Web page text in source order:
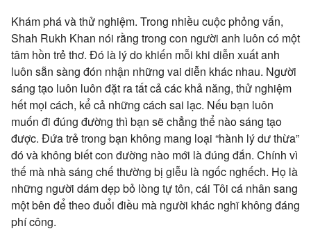
Khám phá và thử nghiệm. Trong nhiều cuộc phỏng vấn,
Shah Rukh Khan nói rằng trong con người anh luôn có một
tâm hồn trẻ thơ. Đó là lý do khiến mỗi khi diễn xuất anh
luôn sẵn sàng đón nhận những vai diễn khác nhau. Người
sáng tạo luôn luôn đặt ra tất cả các khả năng, thử nghiệm
hết mọi cách, kể cả những cách sai lạc. Nếu bạn luôn
muốn đi đúng đường thì bạn sẽ chẳng thể nào sáng tạo
được. Đứa trẻ trong bạn không mang loại “hành lý dư thừa”
đó và không biết con đường nào mới là đúng đắn. Chính vì
thế mà nhà sáng chế thường bị giễu là ngốc nghếch. Họ là
những người dám dẹp bỏ lòng tự tôn, cái Tôi cá nhân sang
một bên để theo đuổi điều mà người khác nghĩ không đáng
phí công.